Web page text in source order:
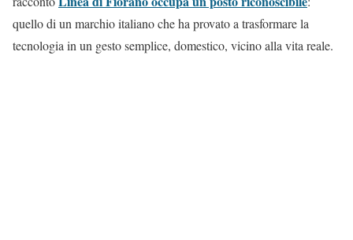
quello di un marchio italiano che ha provato a trasformare la
tecnologia in un gesto semplice, domestico, vicino alla vita reale.